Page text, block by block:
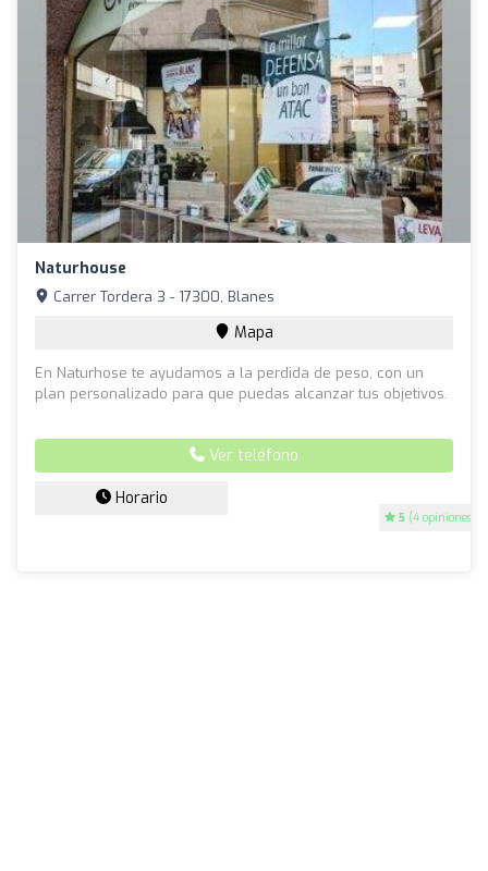
Naturhouse
5 (4 opiniones)
Carrer Tordera 3 - 17300, Blanes
Mapa
En Naturhose te ayudamos a la perdida de peso, con un
plan personalizado para que puedas alcanzar tus objetivos.
Ver teléfono
Horario